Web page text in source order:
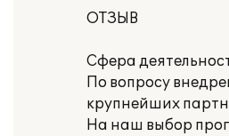
ОТЗЫВ
Сфера
По вопросу
крупнейших
На наш выбор